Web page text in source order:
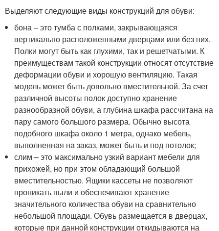
Выделяют следующие виды конструкций для обуви:
бона – это тумба с полками, закрывающаяся
вертикально расположенными дверцами или без них.
Полки могут быть как глухими, так и решетчатыми. К
преимуществам такой конструкции относят отсутствие
деформации обуви и хорошую вентиляцию. Такая
модель может быть довольно вместительной. За счет
различной высоты полок доступно хранение
разнообразной обуви, а глубина шкафа рассчитана на
пару самого большого размера. Обычно высота
подобного шкафа около 1 метра, однако мебель,
выполненная на заказ, может быть и под потолок;
слим – это максимально узкий вариант мебели для
прихожей, но при этом обладающий большой
вместительностью. Ящики кассеты не позволяют
проникать пыли и обеспечивают хранение
значительного количества обуви на сравнительно
небольшой площади. Обувь размещается в дверцах,
которые при данной конструкции откидываются на